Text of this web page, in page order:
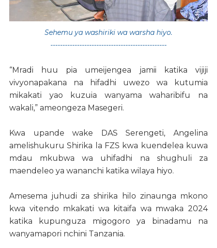
Sehemu ya washiriki wa warsha hiyo.
------------------------------------------------
“Mradi huu pia umeijengea jamii katika vijiji
vivyonapakana na hifadhi uwezo wa kutumia
mikakati yao kuzuia wanyama waharibifu na
wakali,” ameongeza Masegeri.
Kwa upande wake DAS Serengeti, Angelina
amelishukuru Shirika la FZS kwa kuendelea kuwa
mdau mkubwa wa uhifadhi na shughuli za
maendeleo ya wananchi katika wilaya hiyo.
Amesema juhudi za shirika hilo zinaunga mkono
kwa vitendo mkakati wa kitaifa wa mwaka 2024
katika kupunguza migogoro ya binadamu na
wanyamapori nchini Tanzania.